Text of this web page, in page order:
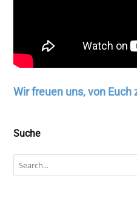
Wir freuen uns, von Euch
Suche